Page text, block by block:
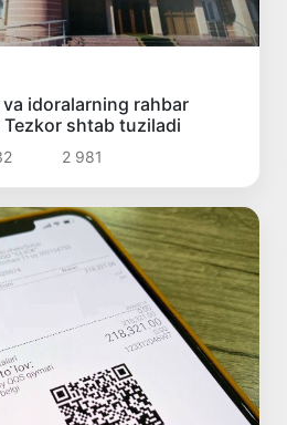
idoralarning rahbar
shtab tuziladi
2 981